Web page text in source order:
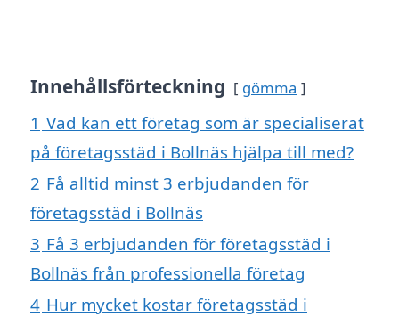
Innehållsförteckning gömma
1 Vad kan ett företag som är specialiserat
på företagsstäd i Bollnäs hjälpa till med?
2 Få alltid minst 3 erbjudanden för
företagsstäd i Bollnäs
3 Få 3 erbjudanden för företagsstäd i
Bollnäs från professionella företag
4 Hur mycket kostar företagsstäd i